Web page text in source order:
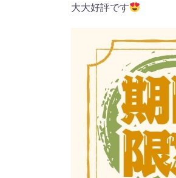
大大好評です